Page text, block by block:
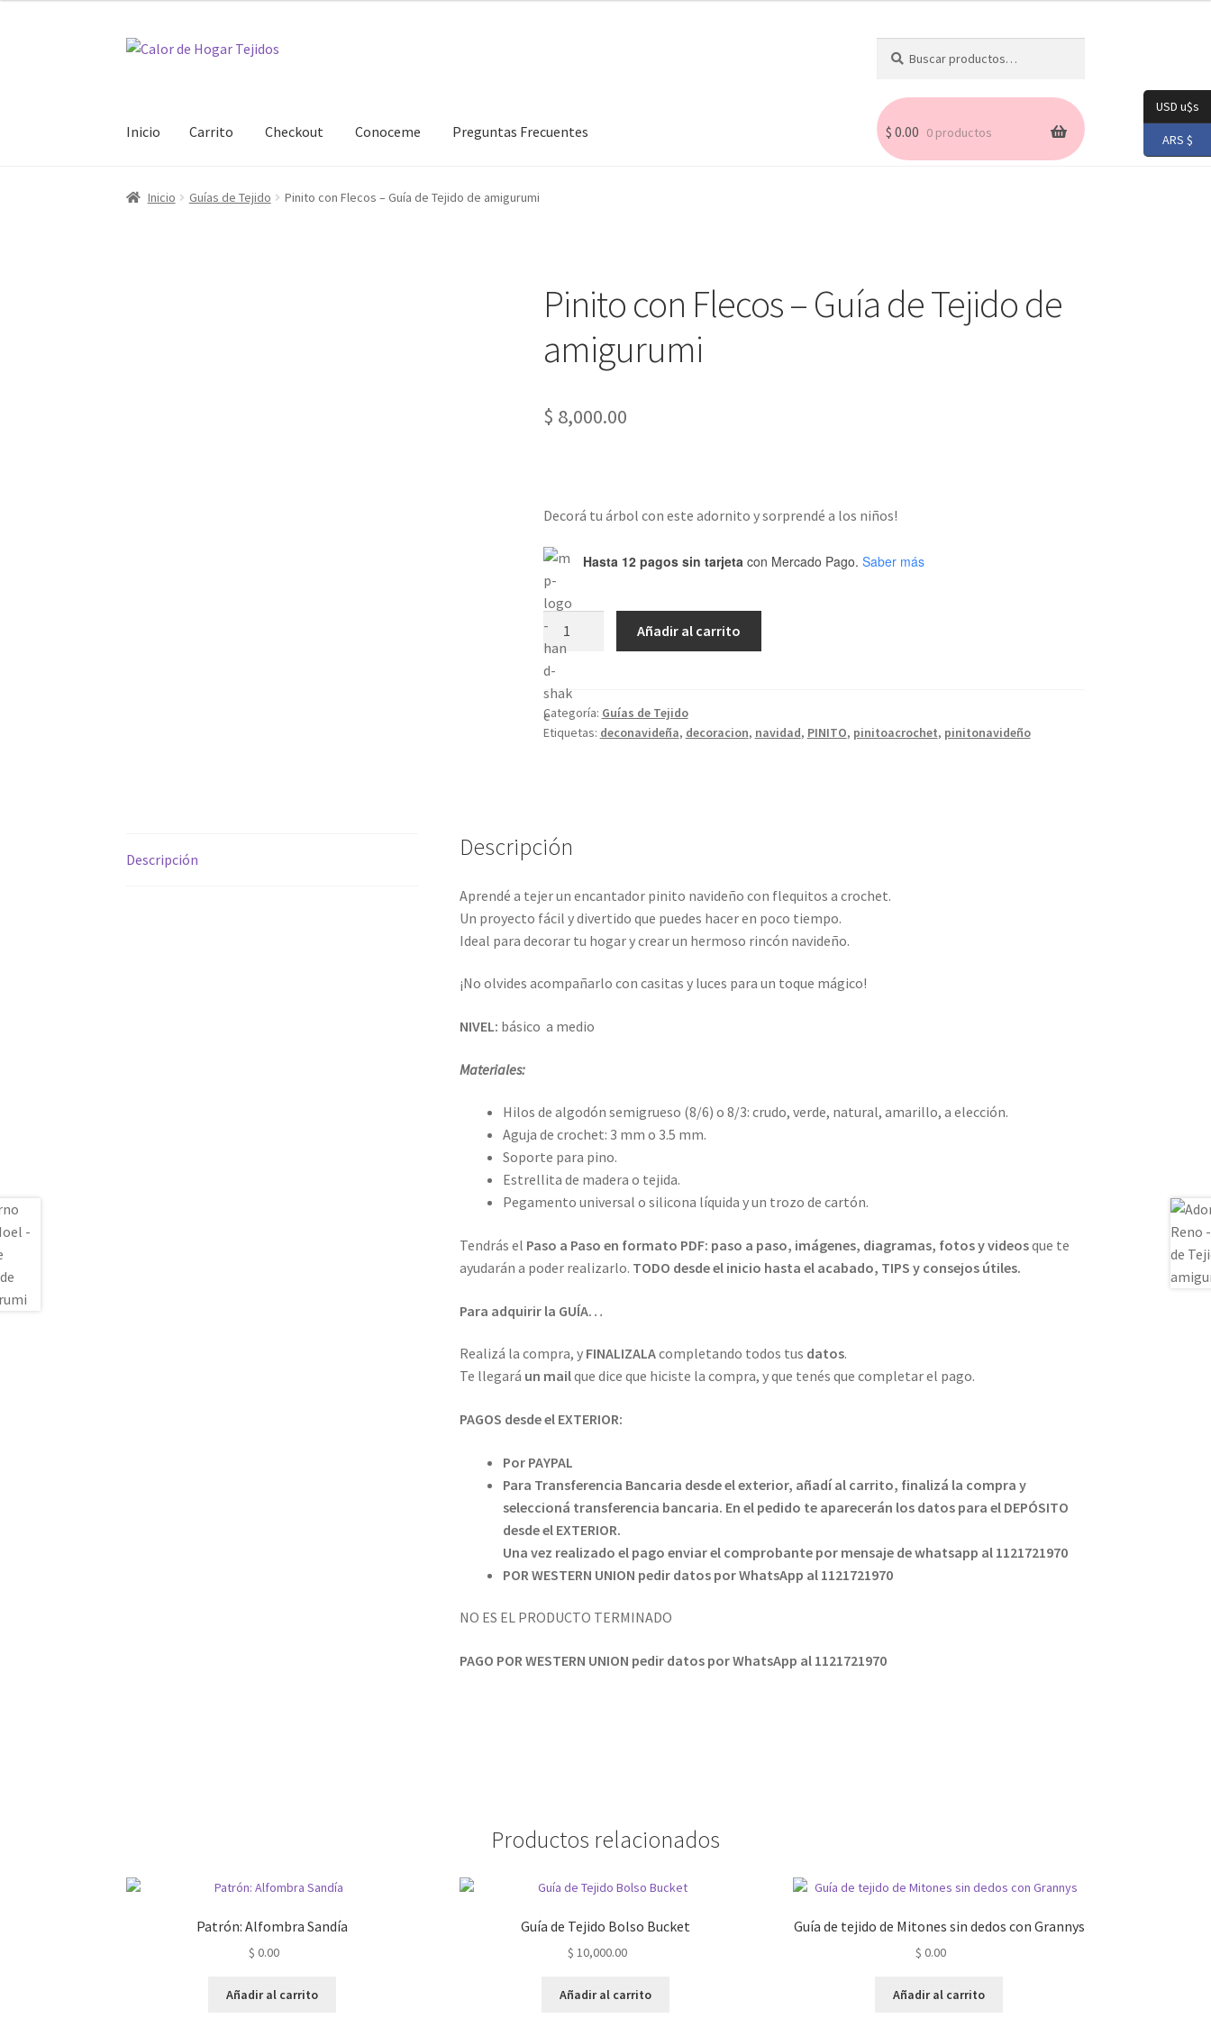
Ir
Ir
por:
Inicio Carrito Checkout Conoceme Preguntas Frecuentes
Inicio Carrito Checkout Conoceme Preguntas Frecuentes
$ 0.00 0 productos
Inicio Guías de Tejido Pinito con Flecos – Guía de Tejido de amigurumi
Pinito con Flecos – Guía de Tejido de
amigurumi
$ 8,000.00
Decorá tu árbol con este adornito y sorprendé a los niños!
Hasta 12 pagos sin tarjeta con Mercado Pago. Saber más
con
Flecos
-
Guía
de
Añadir al carrito
Categoría: Guías de Tejido
Etiquetas: deconavideña, decoracion, navidad, PINITO, pinitoacrochet, pinitonavideño
Descripción Descripción
Aprendé a tejer un encantador pinito navideño con flequitos a crochet.
Un proyecto fácil y divertido que puedes hacer en poco tiempo.
Ideal para decorar tu hogar y crear un hermoso rincón navideño.
¡No olvides acompañarlo con casitas y luces para un toque mágico!
NIVEL: básico a medio
Materiales:
Hilos de algodón semigrueso (8/6) o 8/3: crudo, verde, natural, amarillo, a elección.
Aguja de crochet: 3 mm o 3.5 mm.
Soporte para pino.
Estrellita de madera o tejida.
Pegamento universal o silicona líquida y un trozo de cartón.
Tendrás el Paso a Paso en formato PDF: paso a paso, imágenes, diagramas, fotos y videosque te
ayudarán a poder realizarlo. TODO desde el inicio hasta el acabado, TIPS y consejos útiles.
Para adquirir la GUÍA…
Realizá la compra, y FINALIZALAcompletando todos tus datos.
Te llegará un mailque dice que hiciste la compra, y que tenés que completar el pago.
PAGOS desde el EXTERIOR:
Por PAYPAL
Para Transferencia Bancaria desde el exterior, añadí al carrito, finalizá la compra y
seleccioná transferencia bancaria. En el pedido te aparecerán los datos para el DEPÓSITO
desde el EXTERIOR.
Una vez realizado el pago enviar el comprobante por mensaje de whatsapp al 1121721970
POR WESTERN UNION pedir datos por WhatsApp al 1121721970
NO ES EL PRODUCTO TERMINADO
PAGO POR WESTERN UNION pedir datos por WhatsApp al 1121721970
Productos relacionados
Patrón: Alfombra Sandía
$ 0.00
Añadir al carrito
Guía de Tejido Bolso Bucket
$ 10,000.00
Añadir al carrito
Guía de tejido de Mitones sin dedos con Grannys
$ 0.00
Añadir al carrito
USD u$s
ARS $